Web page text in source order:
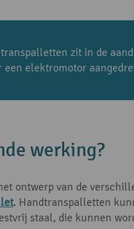
zit in de
elektromotor
werking?
ontwerp van de
. Handtranspalletten
staal, die kunnen